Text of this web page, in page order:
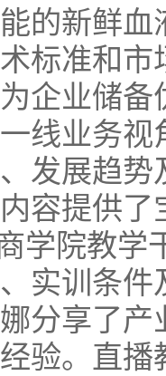
的新鲜
标准和
企业储
线业务
发展趋
容提供了
学院教学
实训条
分享了
验。直